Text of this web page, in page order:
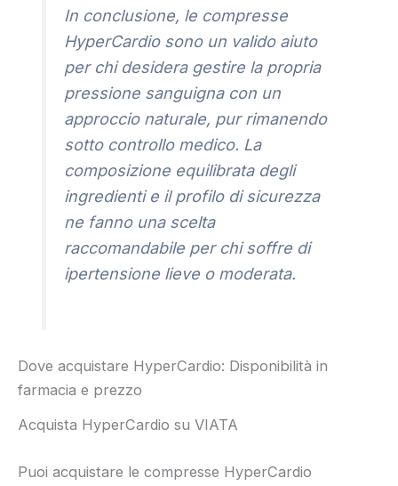
In conclusione, le compresse
HyperCardio sono un valido aiuto
per chi desidera gestire la propria
pressione sanguigna con un
approccio naturale, pur rimanendo
sotto controllo medico. La
composizione equilibrata degli
ingredienti e il profilo di sicurezza
ne fanno una scelta
raccomandabile per chi soffre di
ipertensione lieve o moderata.
Dove acquistare HyperCardio: Disponibilità in
farmacia e prezzo
Acquista HyperCardio su VIATA
Puoi acquistare le compresse HyperCardio